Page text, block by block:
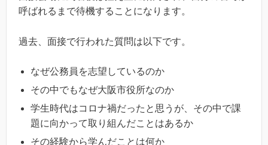
呼ばれるまで待機することになります。
過去、面接で行われた質問は以下です。
なぜ公務員を志望しているのか
その中でもなぜ大阪市役所なのか
学生時代はコロナ禍だったと思うが、その中で課
題に向かって取り組んだことはあるか
その経験から学んだことは何か